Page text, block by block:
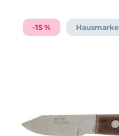
-15 % Hausmarke